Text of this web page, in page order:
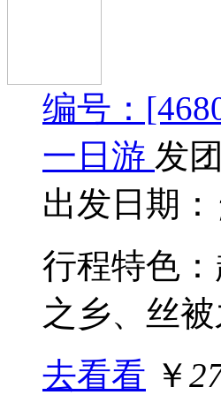
编号：
一日游 发
出发日期：
行程特色
之乡、丝
去看看 ￥